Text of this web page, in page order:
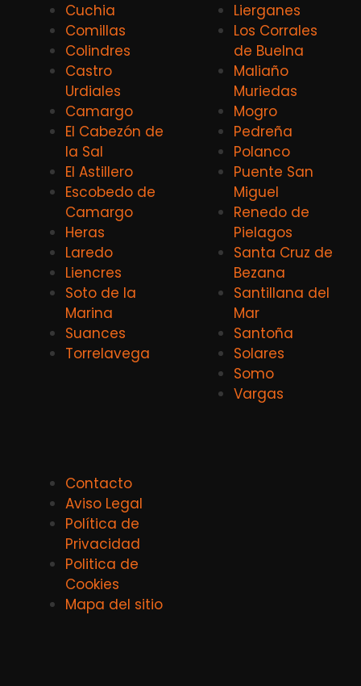
Cuchia
Comillas
Colindres
Castro
Urdiales
Camargo
El Cabezón de
la Sal
El Astillero
Escobedo de
Camargo
Heras
Laredo
Liencres
Soto de la
Marina
Suances
Torrelavega
Lierganes
Los Corrales
de Buelna
Maliaño
Muriedas
Mogro
Pedreña
Polanco
Puente San
Miguel
Renedo de
Pielagos
Santa Cruz de
Bezana
Santillana del
Mar
Santoña
Solares
Somo
Vargas
Contacto
Aviso Legal
Política de
Privacidad
Politica de
Cookies
Mapa del sitio